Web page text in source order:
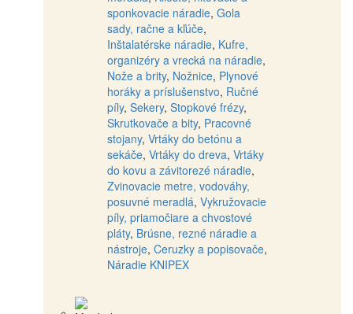
sponkovacie náradie, Gola
sady, račne a kľúče,
Inštalatérske náradie, Kufre,
organizéry a vrecká na náradie,
Nože a brity, Nožnice, Plynové
horáky a príslušenstvo, Ručné
píly, Sekery, Stopkové frézy,
Skrutkovače a bity, Pracovné
stojany, Vrtáky do betónu a
sekáče, Vrtáky do dreva, Vrtáky
do kovu a závitorezé náradie,
Zvinovacie metre, vodováhy,
posuvné meradlá, Vykružovacie
píly, priamočiare a chvostové
pláty, Brúsne, rezné náradie a
nástroje, Ceruzky a popisovače,
Náradie KNIPEX